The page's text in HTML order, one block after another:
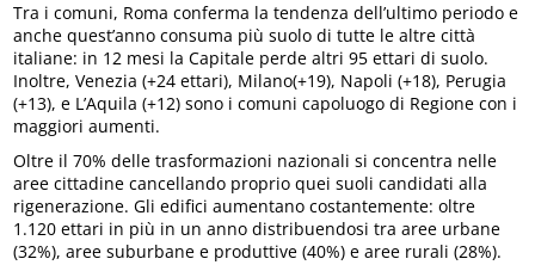
Tra i comuni, Roma conferma la tendenza dell’ultimo periodo e
anche quest’anno consuma più suolo di tutte le altre città
italiane: in 12 mesi la Capitale perde altri 95 ettari di suolo.
Inoltre, Venezia (+24 ettari), Milano(+19), Napoli (+18), Perugia
(+13), e L’Aquila (+12) sono i comuni capoluogo di Regione con i
maggiori aumenti.
Oltre il 70% delle trasformazioni nazionali si concentra nelle
aree cittadine cancellando proprio quei suoli candidati alla
rigenerazione. Gli edifici aumentano costantemente: oltre
1.120 ettari in più in un anno distribuendosi tra aree urbane
(32%), aree suburbane e produttive (40%) e aree rurali (28%).